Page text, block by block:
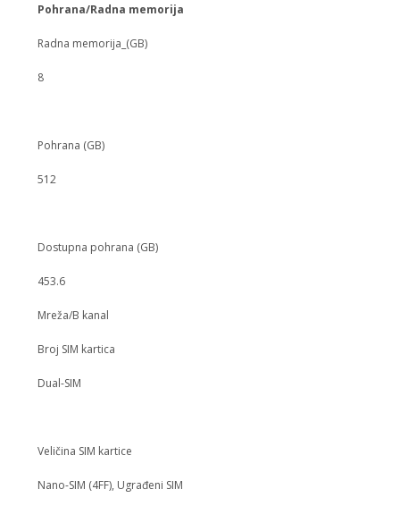
Pohrana/Radna memorija
Radna memorija_(GB)
8
Pohrana (GB)
512
Dostupna pohrana (GB)
453.6
Mreža/B kanal
Broj SIM kartica
Dual-SIM
Veličina SIM kartice
Nano-SIM (4FF), Ugrađeni SIM